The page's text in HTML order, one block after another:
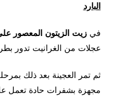
البارد
فيزيت الزيتون المعصور
عجلات من الغرانيت تدور
ثم تمر العجينة بعد ذلك
مجهزة بشفرات حادة تعمل